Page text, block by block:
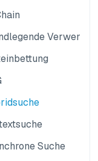
Verwendung
Suche